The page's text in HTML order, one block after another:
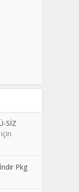
SİZ
için
Pkg